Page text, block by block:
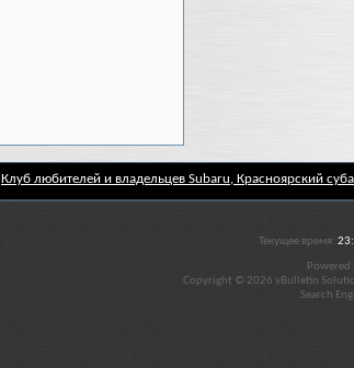
Клуб любителей и владельцев Subaru, Красноярский
Текущее время:
Powered
Copyright © 2026 vBulletin
Search